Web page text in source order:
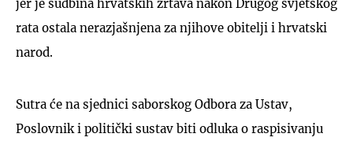
jer je sudbina hrvatskih žrtava nakon Drugog svjetskog
rata ostala nerazjašnjena za njihove obitelji i hrvatski
narod.
Sutra će na sjednici saborskog Odbora za Ustav,
Poslovnik i politički sustav biti odluka o raspisivanju